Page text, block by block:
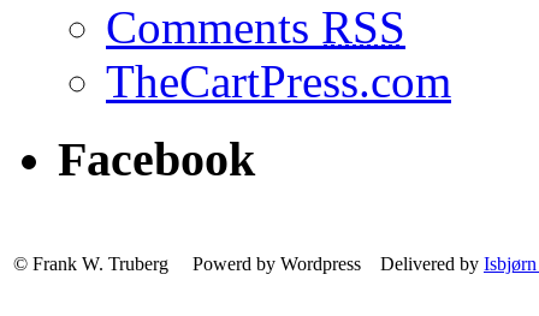
Comments RSS
TheCartPress.com
Facebook
© Frank W. Truberg Powerd by Wordpress Delivered by